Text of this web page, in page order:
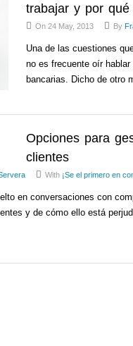
trabajar y por qué
On 24 May, 2013 By
Una de las cuestiones
no es frecuente oír
bancarias. Dicho de otro
Opciones para
clientes
With ¡Se el primero en
en conversaciones con
y de cómo ello está